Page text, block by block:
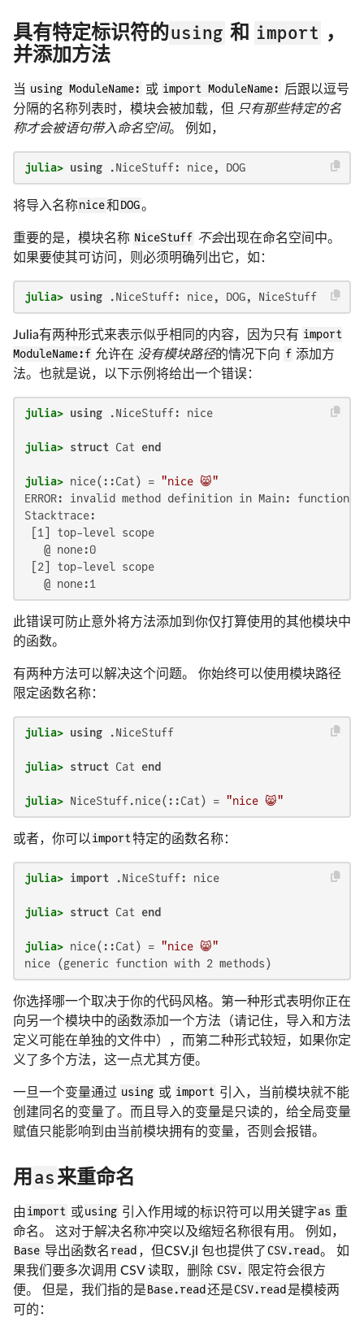
具有特定标识符的using 和 import ，
并添加方法
当 using ModuleName: 或 import ModuleName: 后跟以逗号
分隔的名称列表时，模块会被加载，但 只有那些特定的名
称才会被语句带入命名空间。 例如，
julia> using .NiceStuff: nice, DOG
将导入名称nice和 DOG。
重要的是，模块名称 NiceStuff 不会出现在命名空间中。
如果要使其可访问，则必须明确列出它，如：
julia> using .NiceStuff: nice, DOG, NiceStuff
Julia有两种形式来表示似乎相同的内容，因为只有 import
ModuleName:f 允许在 没有模块路径的情况下向 f 添加方
法。也就是说，以下示例将给出一个错误：
julia> using
julia> struct Cat end
julia> nice(::Cat) = "nice 😸"
ERROR: invalid method definition in Main:
Stacktrace:
[1] top-level scope
   @ none:0
[2] top-level scope
此错误可防止意外将方法添加到你仅打算使用的其他模块中
的函数。
有两种方法可以解决这个问题。 你始终可以使用模块路径
限定函数名称：
julia> using
julia> struct Cat end
julia> NiceStuff.nice(::Cat) = "nice 😸"
或者，你可以 import特定的函数名称：
julia> import
julia> struct Cat end
julia> nice(::Cat) = "nice 😸"
nice (generic function with 2 methods)
你选择哪一个取决于你的代码风格。第一种形式表明你正在
向另一个模块中的函数添加一个方法（请记住，导入和方法
定义可能在单独的文件中），而第二种形式较短，如果你定
义了多个方法，这一点尤其方便。
一旦一个变量通过 using 或 import 引入，当前模块就不能
创建同名的变量了。而且导入的变量是只读的，给全局变量
赋值只能影响到由当前模块拥有的变量，否则会报错。
用 as来重命名
由import 或using 引入作用域的标识符可以用关键字as 重
命名。 这对于解决名称冲突以及缩短名称很有用。 例如，
Base 导出函数名 read ，但CSV.jl 包也提供了 CSV.read。 如
果我们要多次调用 CSV 读取，删除 CSV.
限定符会很方
便。 但是，我们指的是 Base.read还是CSV.read 是模棱两
可的：